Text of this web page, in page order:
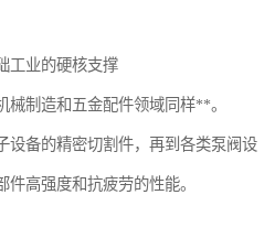
工业的硬核支撑
械制造和五金配件领域同样**。
设备的精密切割件，再到各类泵阀设
高强度和抗疲劳的性能。